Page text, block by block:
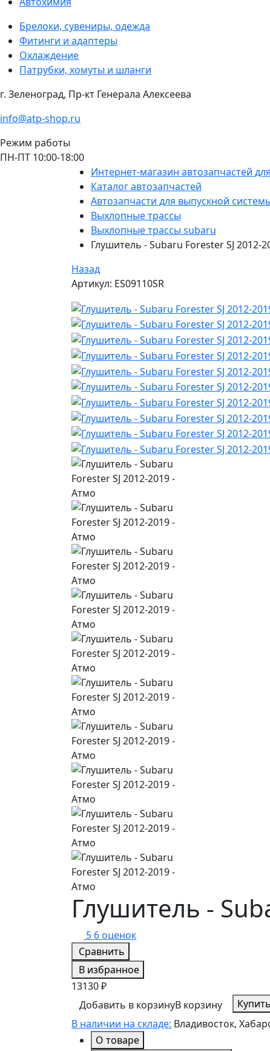
Брелоки, сувениры, одежда
Фитинги и адаптеры
Охлаждение
Патрубки, хомуты и шланги
г. Зеленоград, Пр-кт Генерала Алексеева
info@atp-shop.ru
Режим работы
ПН-ПТ 10:00-18:00
Интернет-магазин автозапчастей
Каталог автозапчастей
Автозапчасти для выпускной
Выхлопные трассы
Выхлопные трассы subaru
Глушитель - Subaru Forester SJ 2012-
Назад
Артикул: ES09110SR
Глушитель -
5 6 оценок
Сравнить
В избранное
13130 ₽
Добавить в корзинуВ корзину
В наличии на складе: Владивосток,
О товаре